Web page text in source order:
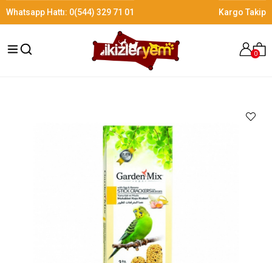
Whatsapp Hattı: 0(544) 329 71 01 Kargo Takip
0